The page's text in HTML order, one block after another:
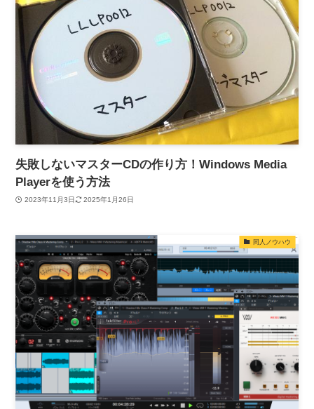
失敗しないマスターCDの作り方！Windows Media
Playerを使う方法
2023年11月3日 2025年1月26日
同人ノウハウ